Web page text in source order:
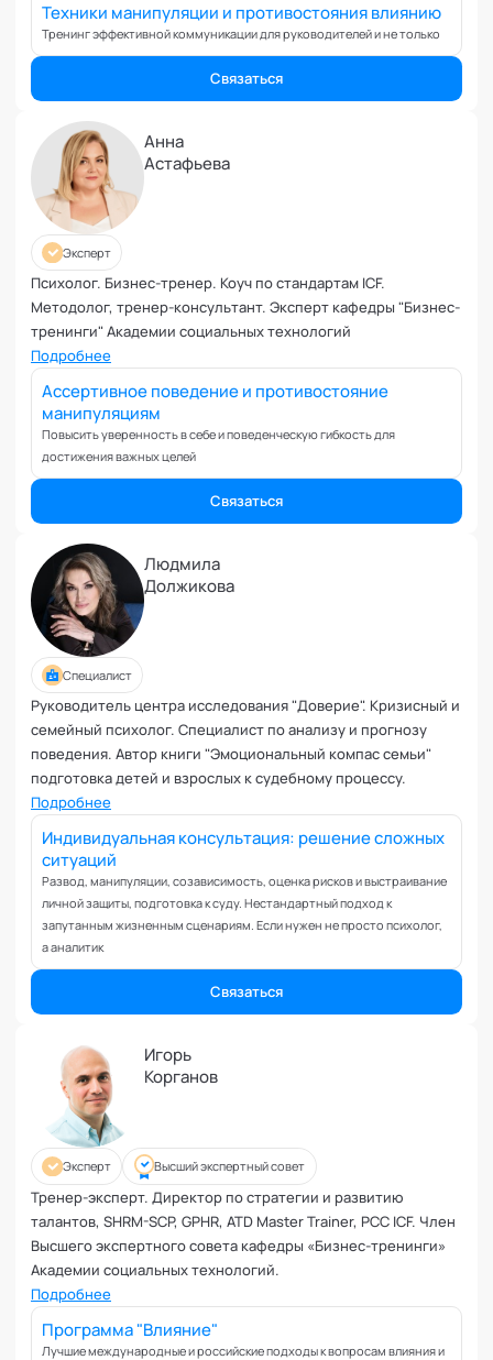
Фасилитация
Физические травмы и реабилитация
Целеполагание и планирование
Эмоциональные расстройства
Эмоциональный интеллект
руководителей, психологов, бизнес- тренеров;
индивидуальное консультирование и психотерапия.
Эксперт кафедры "Фасилитация и модерация" Академии
социальных технологий
Техники манипуляции и противостояния влиянию
Тренинг эффективной коммуникации для руководителей и не только
Связаться
Анна
Астафьева
Эксперт
Психолог. Бизнес-тренер. Коуч по стандартам ICF.
Методолог, тренер-консультант. Эксперт кафедры "Бизнес-
тренинги" Академии социальных технологий
Подробнее
Ассертивное поведение и противостояние
манипуляциям
Повысить уверенность в себе и поведенческую гибкость для
достижения важных целей
Связаться
Людмила
Должикова
Специалист
Руководитель центра исследования "Доверие". Кризисный и
семейный психолог. Специалист по анализу и прогнозу
поведения. Автор книги "Эмоциональный компас семьи"
подготовка детей и взрослых к судебному процессу.
Подробнее
Индивидуальная консультация: решение сложных
ситуаций
Развод, манипуляции, созависимость, оценка рисков и выстраивание
личной защиты, подготовка к суду. Нестандартный подход к
запутанным жизненным сценариям. Если нужен не просто психолог,
а аналитик
Связаться
Игорь
Корганов
Эксперт Высший экспертный совет
Тренер-эксперт. Директор по стратегии и развитию
талантов, SHRM-SCP, GPHR, ATD Master Trainer, PCC ICF. Член
Высшего экспертного совета кафедры «Бизнес-тренинги»
Академии социальных технологий.
Подробнее
Программа "Влияние"
Лучшие международные и российские подходы к вопросам влияния и